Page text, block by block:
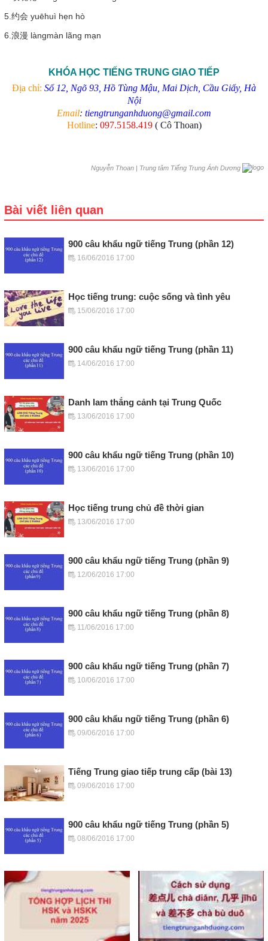
5.约会 yuēhuì hẹn hò
6.浪漫 làngmàn lãng mạn
KHÓA HỌC TIẾNG TRUNG GIAO TIẾP
Địa chỉ: Số 12, Ngõ 93, Hồ Tùng Mậu, Mai Dịch, Cầu Giấy, Hà
Nội
Email: tiengtrunganhduong@gmail.com
Hotline: 097.5158.419 ( Cô Thoan)
Nguyễn Thoan | Trung tâm Tiếng Trung Ánh Dương
Bài viết liên quan
900 câu khẩu ngữ tiếng Trung (phần 12)
16/06/2016 17:00
Học tiếng trung: cuộc sống và tình yêu
15/06/2016 17:00
900 câu khẩu ngữ tiếng Trung (phần 11)
14/06/2016 17:00
Danh lam thắng cảnh tại Trung Quốc
13/06/2016 17:00
900 câu khẩu ngữ tiếng Trung (phần 10)
13/06/2016 17:00
Học tiếng trung chủ đề thời gian
13/06/2016 17:00
900 câu khẩu ngữ tiếng Trung (phần 9)
12/06/2016 17:00
900 câu khẩu ngữ tiếng Trung (phần 8)
11/06/2016 17:00
900 câu khẩu ngữ tiếng Trung (phần 7)
10/06/2016 17:00
900 câu khẩu ngữ tiếng Trung (phần 6)
09/06/2016 17:00
Tiếng Trung giao tiếp trung cấp (bài 13)
09/06/2016 17:00
900 câu khẩu ngữ tiếng Trung (phần 5)
08/06/2016 17:00